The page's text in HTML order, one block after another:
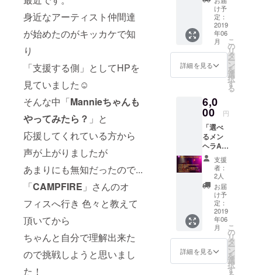
身近なアーティスト仲間達
が始めたのがキッカケで知
り
「支援する側」としてHPを
見ていました☺︎
そんな中「Mannieちゃんも
やってみたら？ 」と
応援してくれている方から
声が上がりましたが
あまりにも無知だったので...
「CAMPFIRE 」さんのオ
フィスへ行き 色々と教えて
頂いてから
ちゃんと自分で理解出来た
ので挑戦しようと思いまし
た！
の他に
支援者
様限定
「ブロ
マイド
B(Sexy
)×メン
ヘラナ
スト入
り)」付
きプラ
ン
け予
定：
2019
年06
月
詳細を見る
こ
の
リ
タ
ー
ン
を
選
択
す
る
6,0
00 円
「選べ
るメン
ヘラA」
こちら
のプラ
ンは[組
み合わ
せset]
です! ミ
ニアル
バムの
他に 以
下の
グッズ
から1つ
支援
者：
2人
お届
け予
定：
2019
年06
月
詳細を見る
こ
の
リ
タ
ー
ン
を
選
択
す